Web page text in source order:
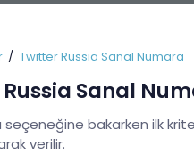
Twitter Russia Sanal Numara
Sanal
bakarken ilk
verilir.